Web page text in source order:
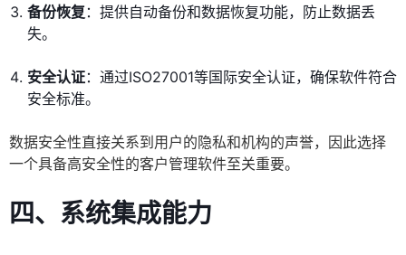
备份恢复 ：提供自动备份和数据恢复功能，防止数据丢
失。
安全认证：通过ISO27001等国际安全认证，确保软件符合
安全标准。
数据安全性直接关系到用户的隐私和机构的声誉，因此选择
一个具备高安全性的客户管理软件至关重要。
四、系统集成能力